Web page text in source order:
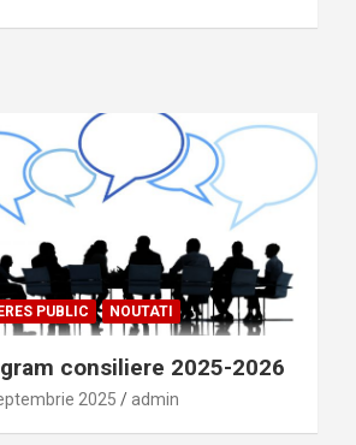
PUBLIC NOUTATI
consiliere 2025-2026
2025 admin